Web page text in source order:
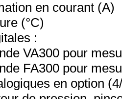
en courant (A)
(°C)
:
VA300 pour
FA300 pour
en option